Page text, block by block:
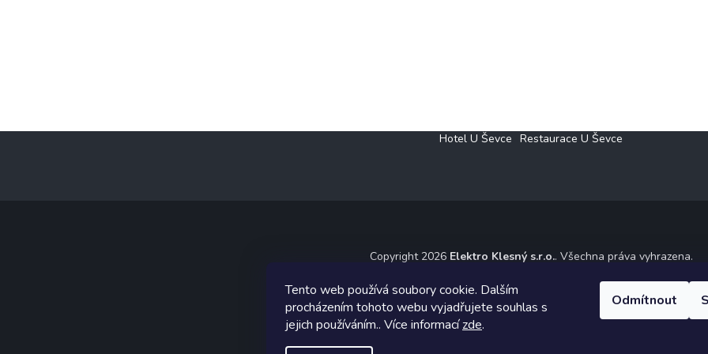
Tento web používá soubory cookie. Dalším
procházením tohoto webu vyjadřujete souhlas s
jejich používáním.. Více informacízde.
Odmítnout
Hotel U Ševce Restaurace U Ševce
Copyright 2026 Elektro Klesný s.r.o.. Všechna práva vyhrazena.
Tomáš Hlad&